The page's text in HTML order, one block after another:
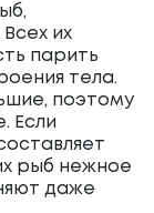
их
парить
тела.
поэтому
Если
рыб нежное
даже